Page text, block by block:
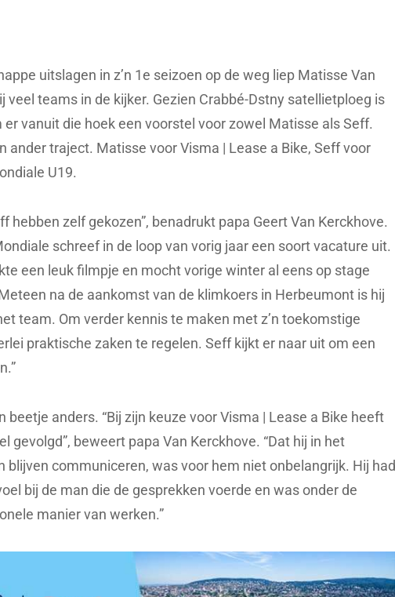
uitslagen in z’n 1e seizoen op de weg liep Matisse Van
veel teams in de kijker. Gezien Crabbé-Dstny satellietploeg is
vanuit die hoek een voorstel voor zowel Matisse als Seff.
ander traject. Matisse voor Visma | Lease a Bike, Seff voor
U19.
hebben zelf gekozen”, benadrukt papa Geert Van Kerckhove.
schreef in de loop van vorig jaar een soort vacature uit.
een leuk filmpje en mocht vorige winter al eens op stage
na de aankomst van de klimkoers in Herbeumont is hij
team. Om verder kennis te maken met z’n toekomstige
praktische zaken te regelen. Seff kijkt er naar uit om een
beetje anders. “Bij zijn keuze voor Visma | Lease a Bike heeft
gevolgd”, beweert papa Van Kerckhove. “Dat hij in het
blijven communiceren, was voor hem niet onbelangrijk. Hij had
bij de man die de gesprekken voerde en was onder de
manier van werken.”